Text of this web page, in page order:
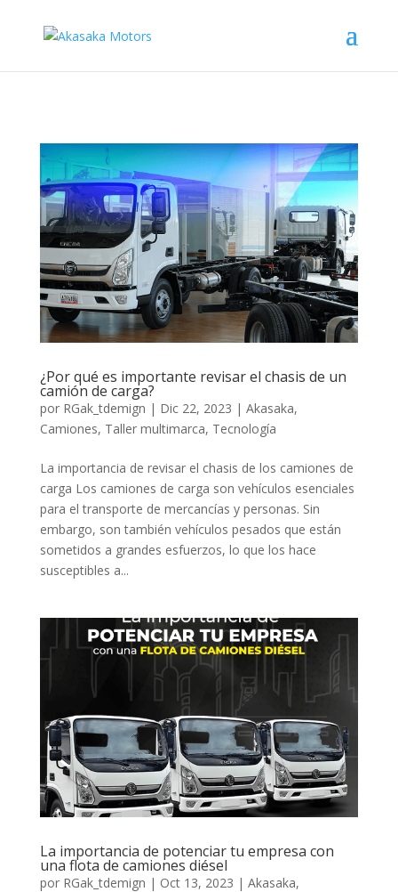
¿Por qué es importante revisar el chasis de un
camión de carga?
por RGak_tdemign | Dic 22, 2023 | Akasaka,
Camiones, Taller multimarca, Tecnología
La importancia de revisar el chasis de los camiones de
carga Los camiones de carga son vehículos esenciales
para el transporte de mercancías y personas. Sin
embargo, son también vehículos pesados que están
sometidos a grandes esfuerzos, lo que los hace
susceptibles a...
La importancia de potenciar tu empresa con
una flota de camiones diésel
por RGak_tdemign | Oct 13, 2023 | Akasaka,